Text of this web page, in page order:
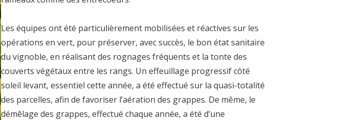
Les équipes ont été particulièrement mobilisées et réactives sur les
opérations en vert, pour préserver, avec succès, le bon état sanitaire
du vignoble, en réalisant des rognages fréquents et la tonte des
couverts végétaux entre les rangs. Un effeuillage progressif côté
soleil levant, essentiel cette année, a été effectué sur la quasi-totalité
des parcelles, afin de favoriser l’aération des grappes. De même, le
démêlage des grappes, effectué chaque année, a été d’une